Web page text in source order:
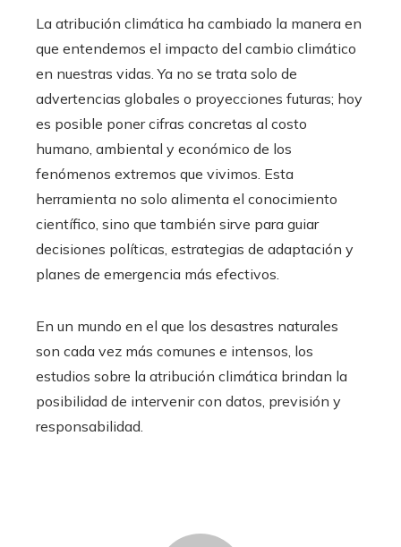
La atribución climática ha cambiado la manera en
que entendemos el impacto del cambio climático
en nuestras vidas. Ya no se trata solo de
advertencias globales o proyecciones futuras; hoy
es posible poner cifras concretas al costo
humano, ambiental y económico de los
fenómenos extremos que vivimos. Esta
herramienta no solo alimenta el conocimiento
científico, sino que también sirve para guiar
decisiones políticas, estrategias de adaptación y
planes de emergencia más efectivos.
En un mundo en el que los desastres naturales
son cada vez más comunes e intensos, los
estudios sobre la atribución climática brindan la
posibilidad de intervenir con datos, previsión y
responsabilidad.